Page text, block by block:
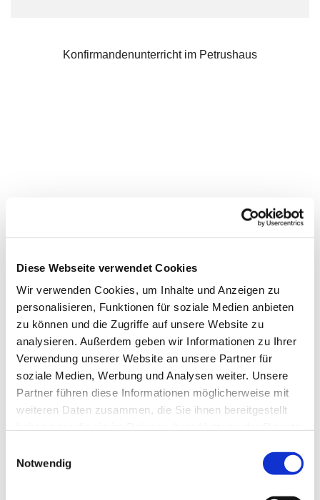
Diese Webseite verwendet Cookies
Wir verwenden Cookies, um Inhalte und Anzeigen zu
personalisieren, Funktionen für soziale Medien anbieten
zu können und die Zugriffe auf unsere Website zu
analysieren. Außerdem geben wir Informationen zu Ihrer
Verwendung unserer Website an unsere Partner für
soziale Medien, Werbung und Analysen weiter. Unsere
Partner führen diese Informationen möglicherweise mit
weiteren Daten zusammen, die Sie ihnen bereitgestellt
Notwendig
Konfirmandenunterricht im Petrushaus
Dies könnte Sie auch
interessieren